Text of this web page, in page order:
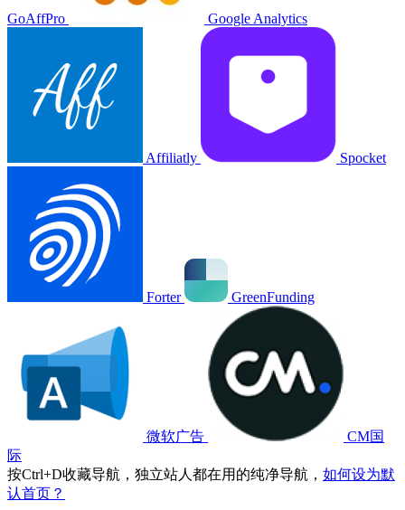
GoAffPro Google Analytics
Affiliatly Spocket
Forter GreenFunding
微软广告
CM国
际
按Ctrl+D收藏导航，独立站人都在用的纯净导航， 如何设为默
认首页？